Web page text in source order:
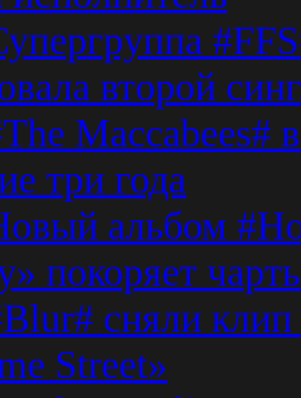
второй
Maccabees#
три года
альбом
покоряет
сняли клип
Street»